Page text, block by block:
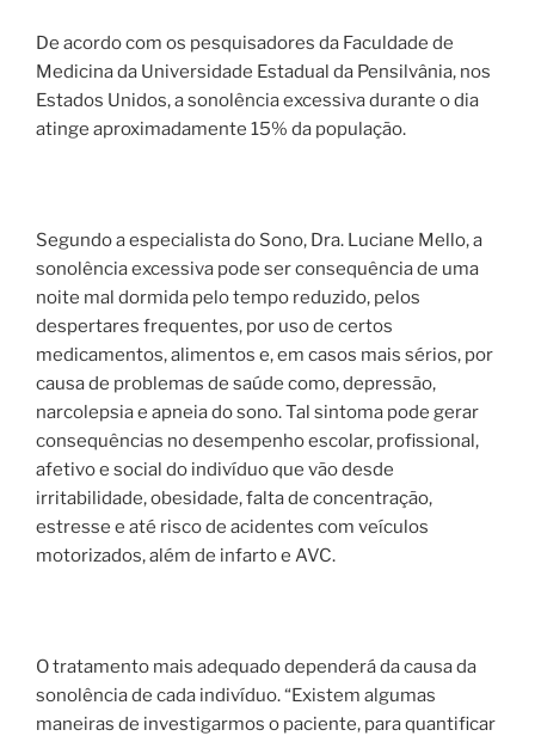
De acordo com os pesquisadores da Faculdade de
Medicina da Universidade Estadual da Pensilvânia, nos
Estados Unidos, a sonolência excessiva durante o dia
atinge aproximadamente 15% da população.
Segundo a especialista do Sono, Dra. Luciane Mello, a
sonolência excessiva pode ser consequência de uma
noite mal dormida pelo tempo reduzido, pelos
despertares frequentes, por uso de certos
medicamentos, alimentos e, em casos mais sérios, por
causa de problemas de saúde como, depressão,
narcolepsia e apneia do sono. Tal sintoma pode gerar
consequências no desempenho escolar, profissional,
afetivo e social do indivíduo que vão desde
irritabilidade, obesidade, falta de concentração,
estresse e até risco de acidentes com veículos
motorizados, além de infarto e AVC.
O tratamento mais adequado dependerá da causa da
sonolência de cada indivíduo. “Existem algumas
maneiras de investigarmos o paciente, para quantificar